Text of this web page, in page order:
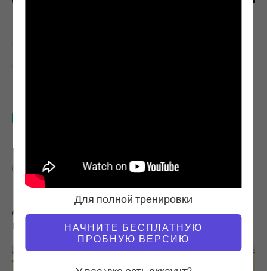
Для полной тренировки
НАЧНИТЕ БЕСПЛАТНУЮ
ПРОБНУЮ ВЕРСИЮ
Наблюдай и учись
УЧИТЕЛЬ
Симона Чиприани
НЕОБХОДИМОЕ ОБОРУДОВАНИЕ
НАЙТИ ПОХОЖИЕ КЛАССЫ ДЛЯ
20 - 30 мин
Cadillac
Другие тренировки, которые вам могут
понравиться